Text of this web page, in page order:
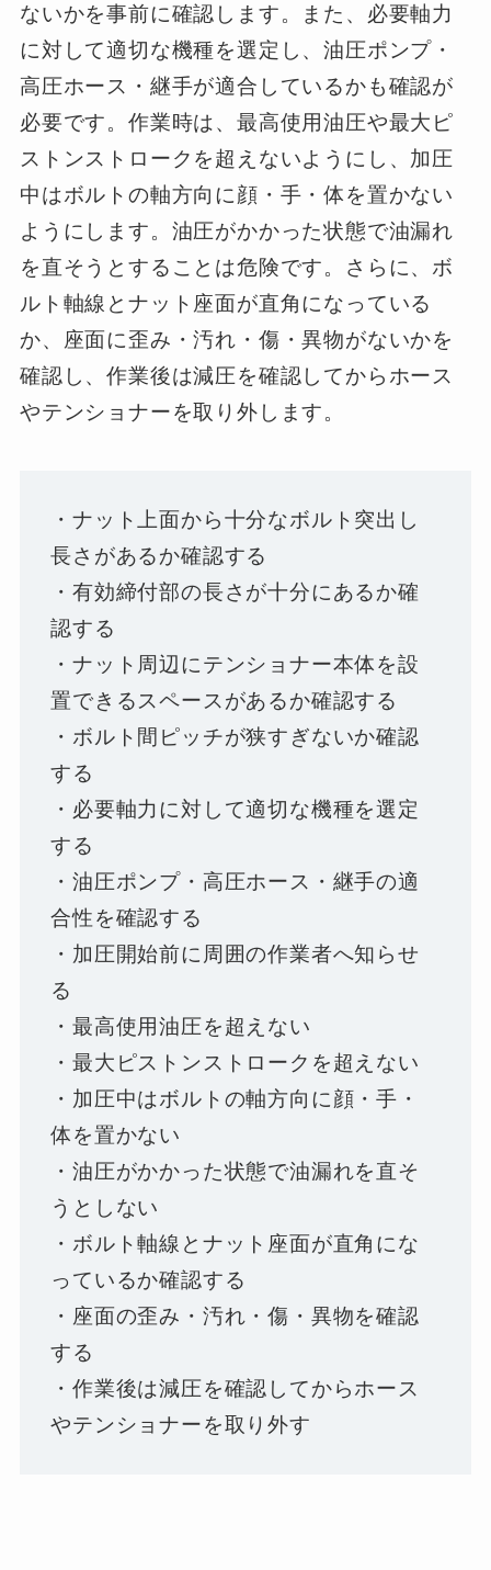
ないかを事前に確認します。また、必要軸力
に対して適切な機種を選定し、油圧ポンプ・
高圧ホース・継手が適合しているかも確認が
必要です。作業時は、最高使用油圧や最大ピ
ストンストロークを超えないようにし、加圧
中はボルトの軸方向に顔・手・体を置かない
ようにします。油圧がかかった状態で油漏れ
を直そうとすることは危険です。さらに、ボ
ルト軸線とナット座面が直角になっている
か、座面に歪み・汚れ・傷・異物がないかを
確認し、作業後は減圧を確認してからホース
やテンショナーを取り外します。
・ナット上面から十分なボルト突出し
長さがあるか確認する
・有効締付部の長さが十分にあるか確
認する
・ナット周辺にテンショナー本体を設
置できるスペースがあるか確認する
・ボルト間ピッチが狭すぎないか確認
する
・必要軸力に対して適切な機種を選定
する
・油圧ポンプ・高圧ホース・継手の適
合性を確認する
・加圧開始前に周囲の作業者へ知らせ
る
・最高使用油圧を超えない
・最大ピストンストロークを超えない
・加圧中はボルトの軸方向に顔・手・
体を置かない
・油圧がかかった状態で油漏れを直そ
うとしない
・ボルト軸線とナット座面が直角にな
っているか確認する
・座面の歪み・汚れ・傷・異物を確認
する
・作業後は減圧を確認してからホース
やテンショナーを取り外す